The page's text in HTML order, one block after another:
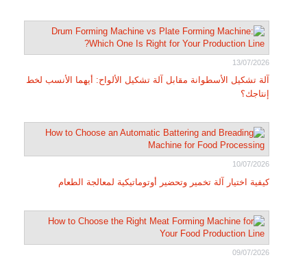
13/07/2026
آلة تشكيل الأسطوانة مقابل آلة تشكيل الألواح: أيهما الأنسب لخط
إنتاجك؟
10/07/2026
كيفية اختيار آلة تخمير وتحضير أوتوماتيكية لمعالجة الطعام
09/07/2026